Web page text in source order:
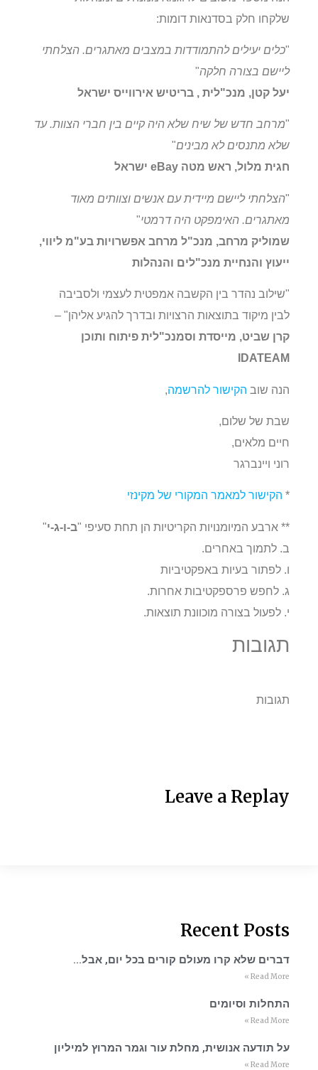
שלקחו חלק בסדנאות דומות:
"כלים יעילים להתמודדות במצבים מאתגרים. הצלחתי
ליישם בצורה חלקה"
יעל קטן, מנכ"לית , בריטיש אירווייס ישראל
"מרחב חדש של שיח שלא היה קיים בין חברי הצוות. עד
שלא מתנסים לא מבינים"
חגית מלול, ראש מטה eBay ישראל
"הצלחתי ליישם מיידית עם אנשים וצוותים מאוד
מאתגרים. האימפקט היה דרמטי"
שמוליק מרחב, מנכ"ל מרחב אפשרויות בע"מ ליווי,
ייעוץ והנחיית מנכ"לים והנהלות
"שילוב נהדר בין הקשבה אמפטית לעצמי ולסביבה
לבין מיקוד בתוצאות הרצויות ובדרך להגיע אליהן" –
קרן שביט, מייסדת וסמנכ"לית פיתוח ותוכן
IDATEAM
הנה שוב הקישור להרשמה,
שבת של שלום,
חיים מלאים,
רוני ויינברגר
* הקישור למאמר המקורי של מקינזי
** ארבע המיומנויות הקריטיות הן תחת סעיפי "ב-ו-ג-י"
ב. לתמוך באחרים.
ו. לפתור בעיות באפקטיביות
ג. לחפש פרספקטיבות אחרות.
י. לפעול בצורה מוכוונת תוצאות.
תגובות
תגובות
Leave a Replay
Recent Posts
דברים שלא קרו מעולם קורים בכל יום, אבל…
Read More »
התחלות וסיומים
Read More »
על תודעה אנושית, מחלת עור וגמר המרוץ למיליון
Read More »